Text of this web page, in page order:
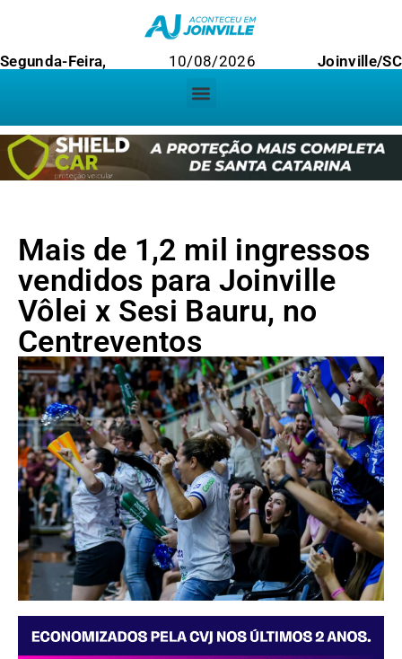
Segunda-Feira, 10/08/2026 Joinville/SC
Mais de 1,2 mil ingressos
vendidos para Joinville
Vôlei x Sesi Bauru, no
Centreventos